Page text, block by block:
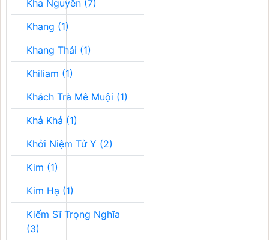
Kha Nguyên (7)
Khang (1)
Khang Thái (1)
Khiliam (1)
Khách Trà Mê Muội (1)
Khả Khả (1)
Khởi Niệm Tử Y (2)
Kim (1)
Kim Hạ (1)
Kiếm Sĩ Trọng Nghĩa
(3)